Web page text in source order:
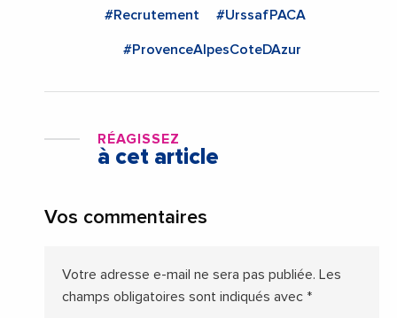
#Recrutement #UrssafPACA
#ProvenceAlpesCoteDAzur
RÉAGISSEZ
à cet article
Vos commentaires
Votre adresse e-mail ne sera pas publiée. Les
champs obligatoires sont indiqués avec *